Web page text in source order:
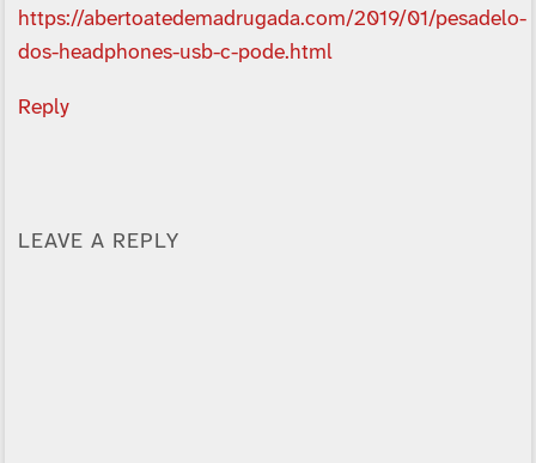
https://abertoatedemadrugada.com/2019/01/pesadelo-
dos-headphones-usb-c-pode.html
Reply
LEAVE A REPLY